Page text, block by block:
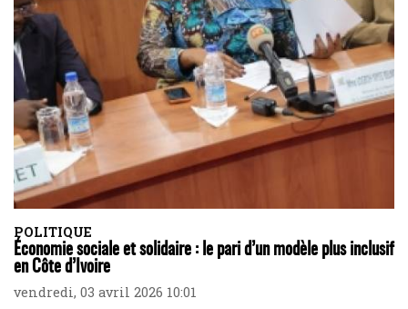
POLITIQUE
Économie sociale et solidaire : le pari d’un modèle plus inclusif
en Côte d’Ivoire
vendredi, 03 avril 2026 10:01